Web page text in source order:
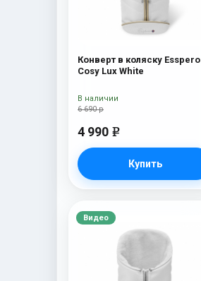
Конверт в коляску Esspero
Cosy Lux White
6 690 р
4 990 e
Купить
В наличии
Видео